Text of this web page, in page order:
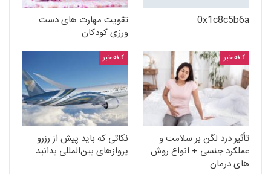
0x1c8c5b6a
تقویت مهارت های دست
ورزی کودکان
کافه خبر
تأثیر درد لگن بر سلامت و
عملکرد جنسی + انواع روش
های درمان
کافه خبر
نکاتی که باید پیش از رزرو
پروازهای بین‌المللی بدانید